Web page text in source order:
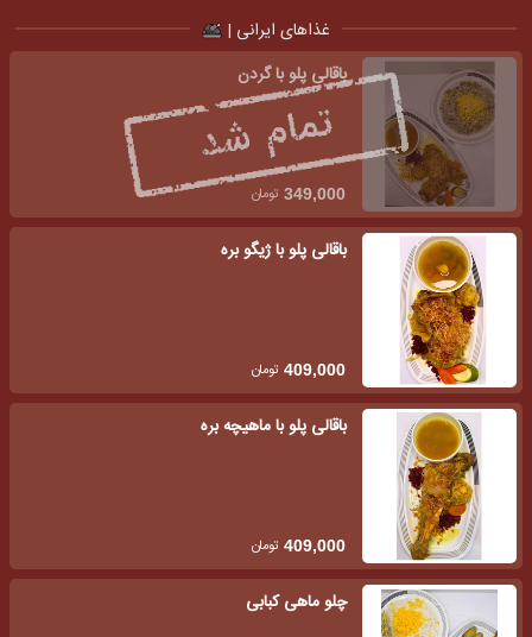
غذاهای ایرانی |
باقالی پلو با گردن
349,000 تومان
باقالی پلو با ژیگو بره
409,000 تومان
باقالی پلو با ماهیچه بره
409,000 تومان
چلو ماهی کبابی